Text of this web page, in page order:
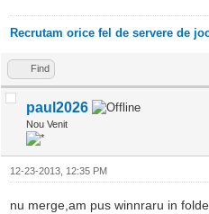
Recrutam orice fel de servere de
Find
paul2026
Nou Venit
12-23-2013, 12:35 PM
nu merge,am pus winnraru in